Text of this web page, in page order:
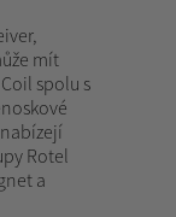
mít
spolu s
Rotel
a